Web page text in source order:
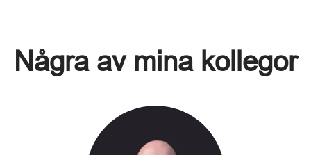
Några av mina kollegor